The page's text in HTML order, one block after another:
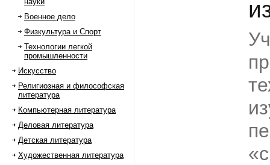
Военное дело
Физкультура и Спорт
Технологии легкой
промышленности
Искусство
Религиозная и философская
литература
Компьютерная литература
Деловая литература
Детская литература
Художественная литература